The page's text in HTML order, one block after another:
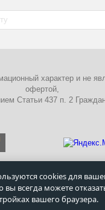
характер и не
офертой,
Статьи 437 п. 2
металлических дверей–
cookies для
вы всегда можете
вашего браузера.